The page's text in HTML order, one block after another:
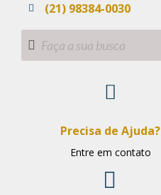
(21) 98384-0030
Precisa de Ajuda?
Entre em contato